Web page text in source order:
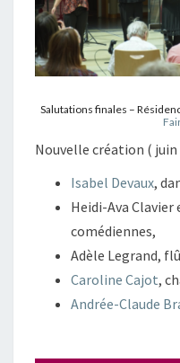
Salutations finales –
Nouvelle création ( juin
Isabel Devaux,
Heidi-Ava Clavier
comédiennes,
Adèle Legrand,
Caroline Cajot,
Andrée-Claude